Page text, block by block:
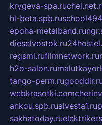
krygeva-spa.ru
hl-beta.spb.ru
epoha-metalband.ru
dieselvostok.ru
regsmi.rufilmnetwork.ru
h2o-salon.ru
tango-perm.ru
webkrasotki.com
ankou.spb.rualvesta1.ru
sakhatoday.ru